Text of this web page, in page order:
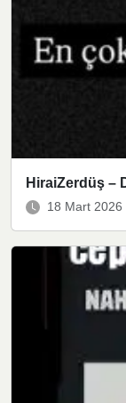
HiraiZerdüş –
18 Mart 2026